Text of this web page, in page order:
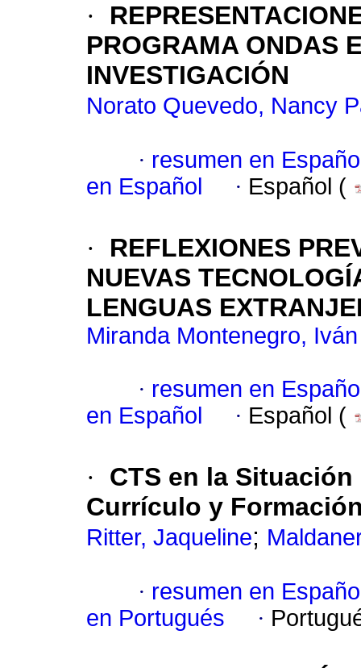
·
PROGRAMA ONDAS
INVESTIGACIÓN
Norato Quevedo, Nancy
· resumen en
en Español
· Español (
·
REFLEXIONES
NUEVAS
LENGUAS
Miranda Montenegro,
· resumen en
en Español
· Español (
·
CTS en la
Currículo y
Ritter, Jaqueline;
· resumen en
en Portugués
·